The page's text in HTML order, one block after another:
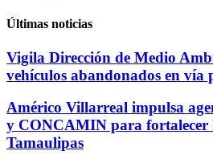
Últimas noticias
Vigila Dirección de Medio
vehículos abandonados en vía
Américo Villarreal impulsa
y CONCAMIN para fortalecer
Tamaulipas